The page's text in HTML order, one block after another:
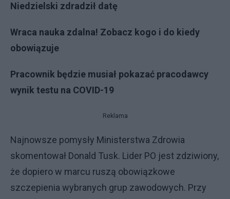
Niedzielski zdradził datę
Wraca nauka zdalna! Zobacz kogo i do kiedy
obowiązuje
Pracownik będzie musiał pokazać pracodawcy
wynik testu na COVID-19
Reklama
Najnowsze pomysły Ministerstwa Zdrowia
skomentował Donald Tusk. Lider PO jest zdziwiony,
że dopiero w marcu ruszą obowiązkowe
szczepienia wybranych grup zawodowych. Przy